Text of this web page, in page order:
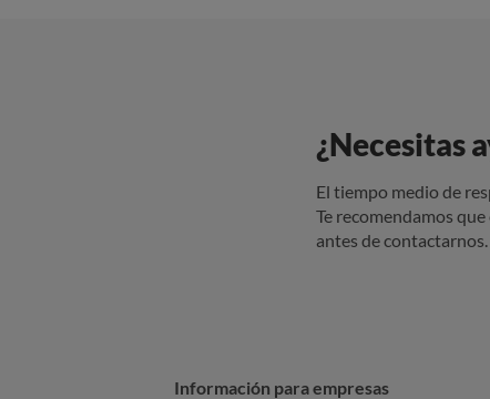
¿Necesitas
El tiempo medio de
Te recomendamos que
antes de contactarnos.
Información para empresas